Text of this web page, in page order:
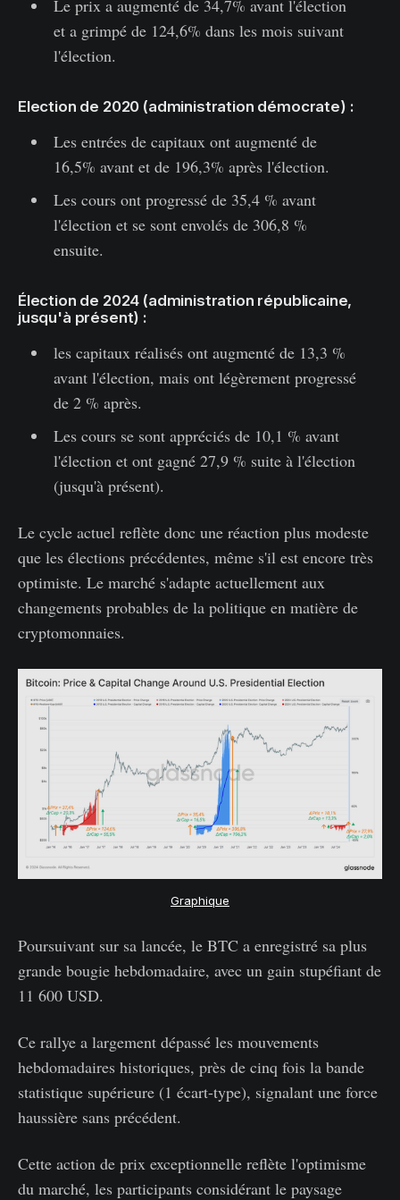
Le prix a augmenté de 34,7% avant l'élection
et a grimpé de 124,6% dans les mois suivant
l'élection.
Election de 2020 (administration démocrate) :
Les entrées de capitaux ont augmenté de
16,5% avant et de 196,3% après l'élection.
Les cours ont progressé de 35,4 % avant
l'élection et se sont envolés de 306,8 %
ensuite.
Élection de 2024 (administration républicaine,
jusqu'à présent) :
les capitaux réalisés ont augmenté de 13,3 %
avant l'élection, mais ont légèrement progressé
de 2 % après.
Les cours se sont appréciés de 10,1 % avant
l'élection et ont gagné 27,9 % suite à l'élection
(jusqu'à présent).
Le cycle actuel reflète donc une réaction plus modeste
que les élections précédentes, même s'il est encore très
optimiste. Le marché s'adapte actuellement aux
changements probables de la politique en matière de
cryptomonnaies.
Graphique
Poursuivant sur sa lancée, le BTC a enregistré sa plus
grande bougie hebdomadaire, avec un gain stupéfiant de
11 600 USD.
Ce rallye a largement dépassé les mouvements
hebdomadaires historiques, près de cinq fois la bande
statistique supérieure (1 écart-type), signalant une force
haussière sans précédent.
Cette action de prix exceptionnelle reflète l'optimisme
du marché, les participants considérant le paysage